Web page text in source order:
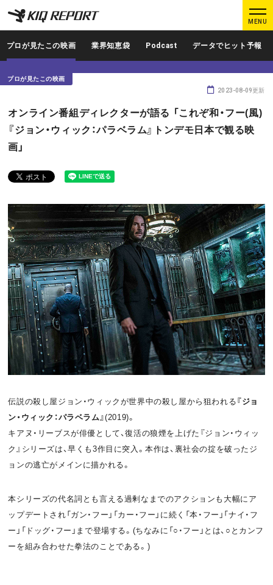
K
I
Q
R
P
R
T
MENU
K
I
Q
R
P
R
T
ログイン 新規登録
MAIN CONTENTS
Podcast データでヒット予報
KIQ REPORTとは? 運営会社
お問い合わせ 利用規約
プライバシーポリシー 関連リンク
w
i
t
e
r
F
a
c
b
o
o
a
s
プロが見たこの映画 業界知恵袋 Podcast データでヒット予報
プロが見たこの映画
オンライン番組ディレクターが語る 「これぞ和・フー(風)
『ジョン・ウィック：パラベラム』トンデモ日本で観る映
画」
2023-08-09更新
伝説の殺し屋ジョン・ウィックが世界中の殺し屋から狙われる『ジョ
ン・ウィック：パラベラム』(2019)。
キアヌ・リーブスが俳優として、復活の狼煙を上げた『ジョン・ウィッ
ク』シリーズは、早くも3作目に突入。本作は、裏社会の掟を破ったジ
ョンの逃亡がメインに描かれる。
本シリーズの代名詞とも言える過剰なまでのアクションも大幅にア
ップデートされ「ガン・フー」「カー・フー」に続く「本・フー」「ナイ・フ
ー」「ドッグ・フー」まで登場する。(ちなみに「○・フー」とは、○とカンフ
ーを組み合わせた拳法のことである。)